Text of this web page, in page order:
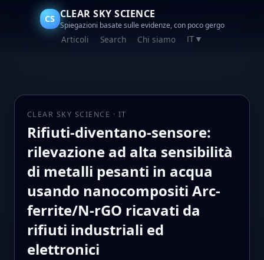
CS CLEAR SKY SCIENCE
Spiegazioni basate sulle evidenze, con poco gergo
Articoli Search Chi siamo IT ▼
CLEAR SKY SCIENCE · IT
Rifiuti-diventano-sensore:
rilevazione ad alta sensibilità
di metalli pesanti in acqua
usando nanocompositi Arc-
ferrite/N-rGO ricavati da
rifiuti industriali ed
elettronici